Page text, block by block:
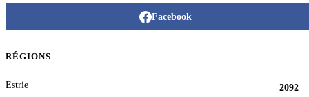
Facebook
RÉGIONS
Estrie
2092